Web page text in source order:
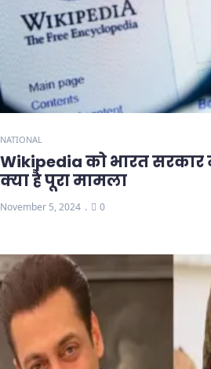
NATIONAL
Wikipedia को भारत सरकार
क्या है पूरा मामला
November 5, 2024 0